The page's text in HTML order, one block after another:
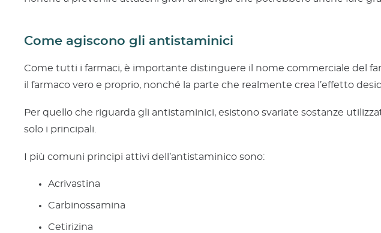
Come agiscono gli antistaminici
Come tutti i farmaci, è importante distinguere il nome commerciale del
il farmaco vero e proprio, nonché la parte che realmente crea l’effetto
Per quello che riguarda gli antistaminici, esistono svariate sostanze
solo i principali.
I più comuni principi attivi dell’antistaminico sono:
Acrivastina
Carbinossamina
Cetirizina